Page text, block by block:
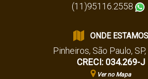
(11)95116.2558
ONDE ESTAMOS
Pinheiros, São Paulo, SP,
CRECI: 034.269-J
Ver no Mapa